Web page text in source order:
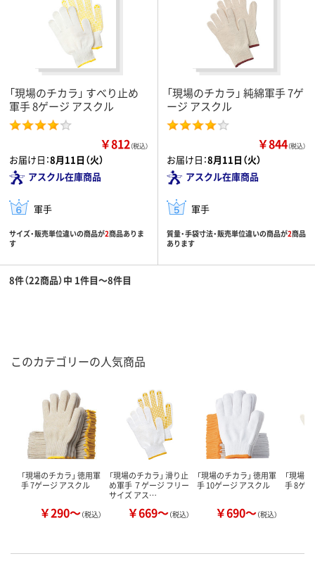
「現場のチカラ」 すべり止め
軍手 8ゲージ アスクル
￥812（税込）
お届け日：8月11日（火）
アスクル在庫商品
軍手
サイズ・販売単位違いの商品が2商品ありま
す
「現場のチカラ」 純綿軍手 7ゲ
ージ アスクル
￥844（税込）
お届け日：8月11日（火）
アスクル在庫商品
軍手
質量・手袋寸法・販売単位違いの商品が2商品
あります
8件（22商品）中 1件目～8件目
このカテゴリーの人気商品
「現場のチカラ」 徳用軍
手 7ゲージ アスクル
￥290～（税込）
「現場のチカラ」 滑り止
め軍手 ７ゲージ フリー
サイズ アス…
￥669～（税込）
「現場のチカラ」 徳用軍
手 10ゲージ アスクル
￥690～（税込）
「現場
手 8ゲ